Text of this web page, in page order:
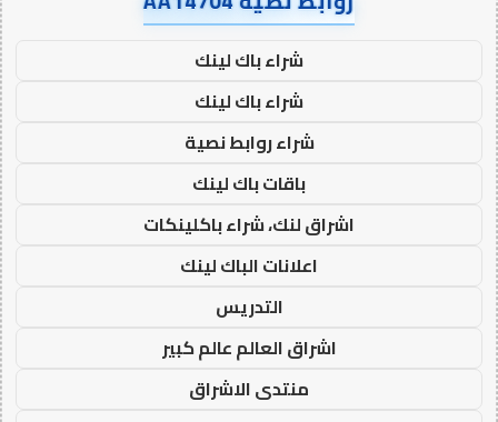
شراء باك لينك
شراء باك لينك
شراء روابط نصية
باقات باك لينك
اشراق لنك، شراء باكلينكات
اعلانات الباك لينك
التدريس
اشراق العالم عالم كبير
منتدى الاشراق